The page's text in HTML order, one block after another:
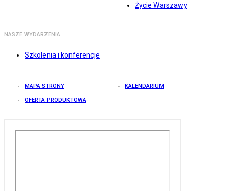
Życie Warszawy
NASZE WYDARZENIA
Szkolenia i konferencje
MAPA STRONY KALENDARIUM
OFERTA PRODUKTOWA